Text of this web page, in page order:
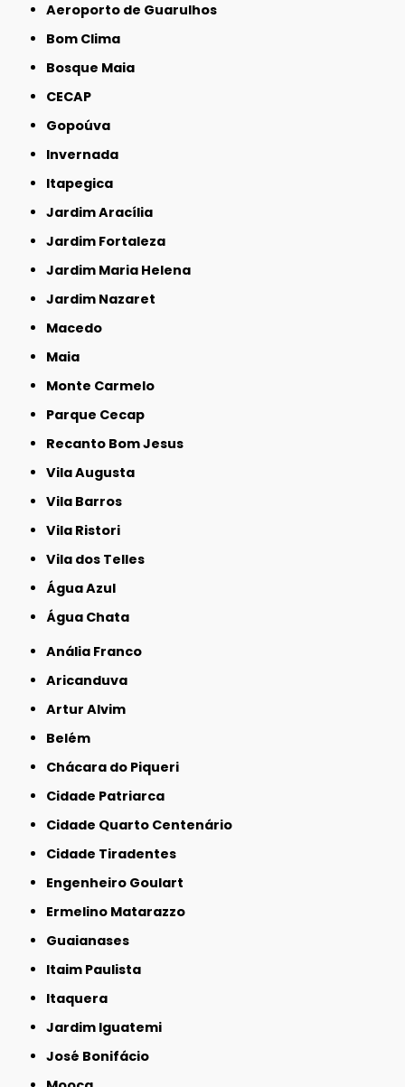
Aeroporto de Guarulhos
Bom Clima
Bosque Maia
CECAP
Gopoúva
Invernada
Itapegica
Jardim Aracília
Jardim Fortaleza
Jardim Maria Helena
Jardim Nazaret
Macedo
Maia
Monte Carmelo
Parque Cecap
Recanto Bom Jesus
Vila Augusta
Vila Barros
Vila Ristori
Vila dos Telles
Água Azul
Água Chata
Anália Franco
Aricanduva
Artur Alvim
Belém
Chácara do Piqueri
Cidade Patriarca
Cidade Quarto Centenário
Cidade Tiradentes
Engenheiro Goulart
Ermelino Matarazzo
Guaianases
Itaim Paulista
Itaquera
Jardim Iguatemi
José Bonifácio